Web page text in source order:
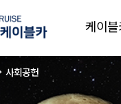
케이
사회공헌